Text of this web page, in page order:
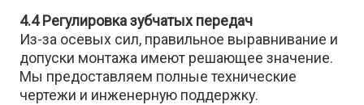
4.4 Регулировка зубчатых передач
Из-за осевых сил, правильное выравнивание и
допуски монтажа имеют решающее значение.
Мы предоставляем полные технические
чертежи и инженерную поддержку.